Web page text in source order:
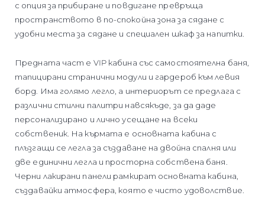
с опция за прибиране и повдигане превръща
пространството в по-спокойна зона за сядане с
удобни места за сядане и специален шкаф за напитки.
Предната част е VIP кабина със самостоятелна баня,
тапицирани странични модули и гардероб към левия
борд. Има голямо легло, а интериорът се предлага с
различни стилни палитри навсякъде, за да даде
персонализирано и лично усещане на всеки
собственик. На кърмата е основната кабина с
плъзгащи се легла за създаване на двойна спалня или
две единични легла и просторна собствена баня.
Черни лакирани панели рамкират основната кабина,
създавайки атмосфера, която е чисто удоволствие.